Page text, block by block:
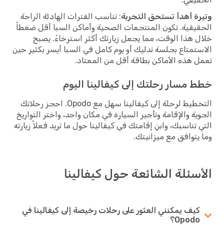
وتيرة أهدأ تستحق التجربة: تناسب الفترات الهادئة الراحة
الحقيقية. تكون المنتجعات الصحية وأماكن السبا أقل ضغطاً
خلال هذا الوقت، مما يجعل زيارتك أكثر استرخاءً. يصبح
الاستمتاع بجلسة تدليك أو يوم كامل في السبا أيسر بكثير حين
تعمل هذه الأماكن بطاقة أقل من المعتاد.
خطط مسار رحلتك إلى كيفالينا اليوم
التخطيط لرحلة إلى كيفالينا سهل مع Opodo. احجز رحلاتك
الجوية والإقامة وتأجير السيارة في مكان واحد، واختر التواريخ
التي تناسبك، وابنِ إقامتك في كيفالينا حول ما تريد فعلاً زيارته
وما يتوافق مع ميزانيتك.
الأسئلة الشائعة حول كيفالينا
كيف يمكنني العثور على رحلات رخيصة إلى كيفالينا في
Opodo؟